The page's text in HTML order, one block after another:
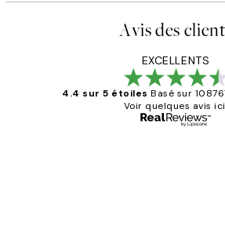
Avis des
EXCELLENTS
4.4 sur 5 étoiles Basé sur
Voir quelques avis